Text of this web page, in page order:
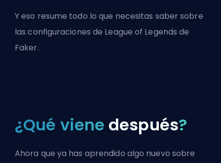
Y eso resume todo lo que necesitas saber sobre
las configuraciones de League of Legends de
Faker.
¿Qué viene después?
Ahora que ya has aprendido algo nuevo sobre